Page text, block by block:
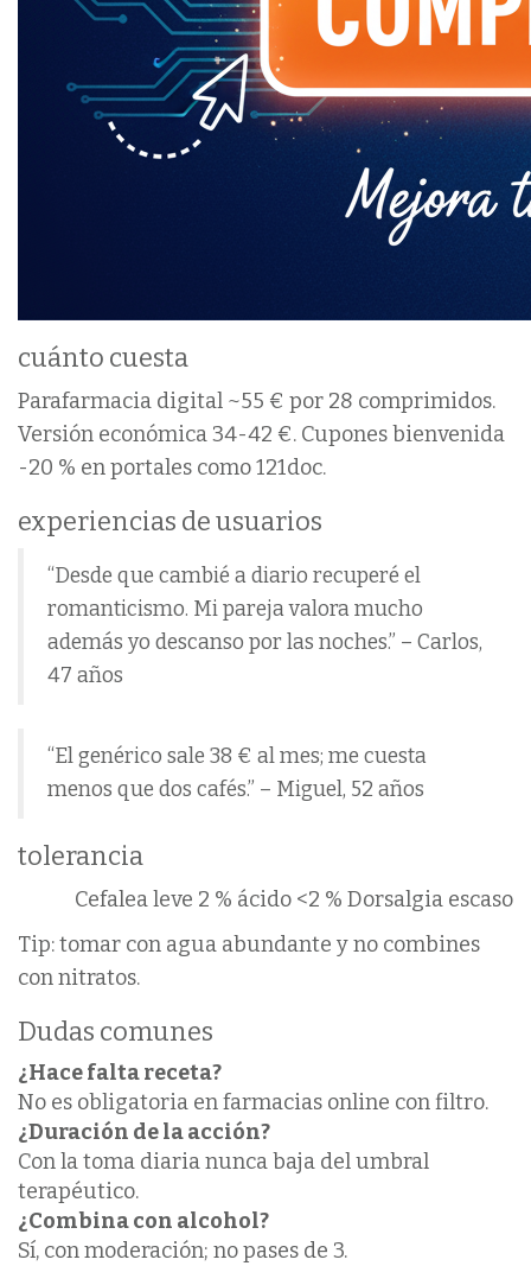
cuánto cuesta
Parafarmacia digital ~55 € por 28 comprimidos.
Versión económica 34-42 €. Cupones bienvenida
-20 % en portales como 121doc.
experiencias de usuarios
“Desde que cambié a diario recuperé el
romanticismo. Mi pareja valora mucho
además yo descanso por las noches.” – Carlos,
47 años
“El genérico sale 38 € al mes; me cuesta
menos que dos cafés.” – Miguel, 52 años
tolerancia
Cefalea leve 2 % ácido <2 % Dorsalgia escaso
Tip: tomar con agua abundante y no combines
con nitratos.
Dudas comunes
¿Hace falta receta?
No es obligatoria en farmacias online con filtro.
¿Duración de la acción?
Con la toma diaria nunca baja del umbral
terapéutico.
¿Combina con alcohol?
Sí, con moderación; no pases de 3.